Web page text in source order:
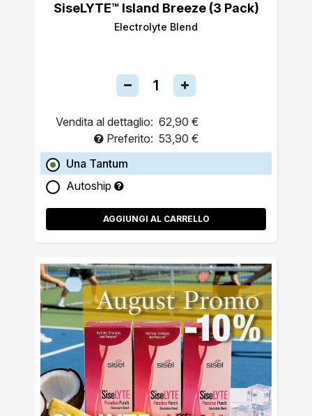
SiseLYTE™ Island Breeze (3 Pack)
Electrolyte Blend
Vendita al dettaglio: 62,90 €
Preferito: 53,90 €
Una Tantum
Autoship
AGGIUNGI AL CARRELLO